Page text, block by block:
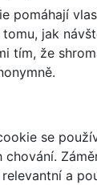
pomáhají
jak
tím, že
se
chování.
a